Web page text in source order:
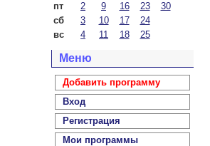
пт
2 9 16 23
30
сб
3 10 17
24
вс
4 11 18 25
Меню
Добавить программу
Вход
Регистрация
Мои программы